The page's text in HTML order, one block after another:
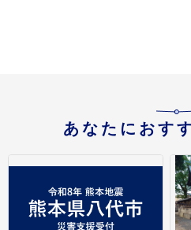
あなたにおす